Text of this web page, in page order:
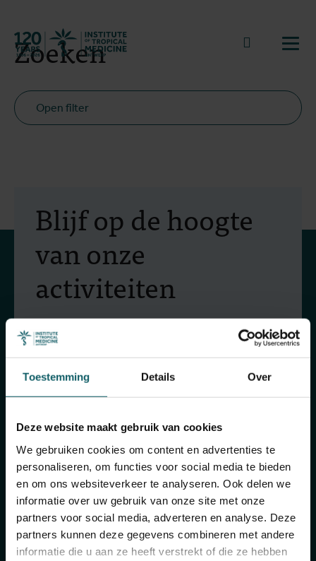
Toestemming Details Over
Deze website maakt gebruik van cookies
We gebruiken cookies om content en advertenties te
personaliseren, om functies voor social media te bieden
en om ons websiteverkeer te analyseren. Ook delen we
informatie over uw gebruik van onze site met onze
partners voor social media, adverteren en analyse. Deze
partners kunnen deze gegevens combineren met andere
informatie die u aan ze heeft verstrekt of die ze hebben
Terug naar start
Naar
Zoeken
Open filter
Blijf op de hoogte
van onze
activiteiten
Schrijf je in voor onze algemene nieuwsbrief en
The Healthropist, onze nieuwsbrief
fondsenwerving, om (twee)maandelijkse updates
te ontvangen over ons onderzoek, projecten,
inzichten, aankomende evenementen,
Schrijf je in voor onze algemene
nieuwsbrief
Schrijf je in voor The Healthropist